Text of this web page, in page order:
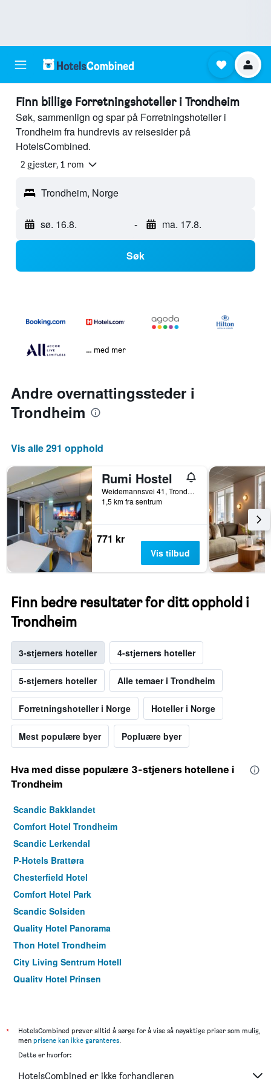
Finn billige Forretningshoteller i Trondheim
Søk, sammenlign og spar på Forretningshoteller i
Trondheim fra hundrevis av reisesider på
HotelsCombined.
2 gjester, 1 rom
Trondheim, Norge
sø. 16.8. - ma. 17.8.
Søk
… med mer
Andre overnattingssteder i
Trondheim
Vis alle 291 opphold
Rumi Hostel
Weidemannsvei 41, Trondheim, Sør-Trøndelag, Norge
1,5 km fra sentrum
771 kr
Vis tilbud
Finn bedre resultater for ditt opphold i
Trondheim
3-stjerners hoteller 4-stjerners hoteller
5-stjerners hoteller Alle temaer i Trondheim
Forretningshoteller i Norge Hoteller i Norge
Mest populære byer Popluære byer
Hva med disse populære 3-stjeners hotellene i
Trondheim
Scandic Bakklandet
Comfort Hotel Trondheim
Scandic Lerkendal
P-Hotels Brattøra
Chesterfield Hotel
Comfort Hotel Park
Scandic Solsiden
Quality Hotel Panorama
Thon Hotel Trondheim
City Living Sentrum Hotell
Quality Hotel Prinsen
*
HotelsCombined prøver alltid å sørge for å vise så nøyaktige priser som mulig,
men prisene kan ikke garanteres.
Dette er hvorfor:
HotelsCombined er ikke forhandleren